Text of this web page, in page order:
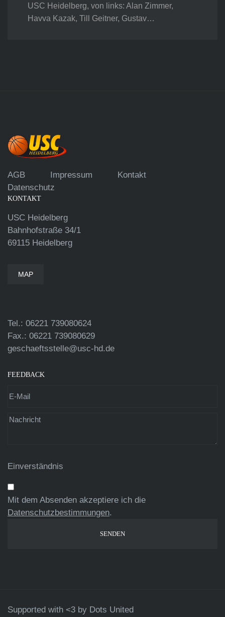
USC Heidelberg, von links: Alan Zimmer,
Havva Kazak, Till Geitner, Gustav…
AGB Impressum
Kontakt
Datenschutz
KONTAKT
USC Heidelberg
Bahnhofstraße 34/1
69115 Heidelberg
MAP
Tel.: 06221 739080624
Fax.: 06221 739080629
geschaeftsstelle@usc-hd.de
FEEDBACK
Einverständnis
Mit dem Absenden akzeptiere ich die
Datenschutzbestimmungen.
Supported with <3 by Dots United